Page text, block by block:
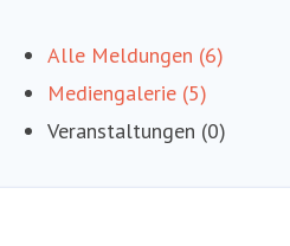
Alle Meldungen (6)
Mediengalerie (5)
Veranstaltungen (0)